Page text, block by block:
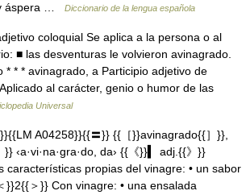
áspera …
Diccionario de la lengua española
coloquial Se aplica a la persona o al
■ las desventuras le volvieron avinagrado.
* * * avinagrado, a Participio adjetivo de
al carácter, genio o humor de las
Universal
A04258}}{{〓}} {{［}}avinagrado{{］}},
‹a·vi·na·gra·do, da› {{《}}▍ adj.{{》}}
características propias del vinagre: • un sabor
}}2{{＞}} Con vinagre: • una ensalada